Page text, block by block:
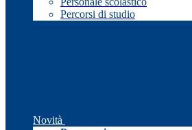
Percorsi di studio
Novità